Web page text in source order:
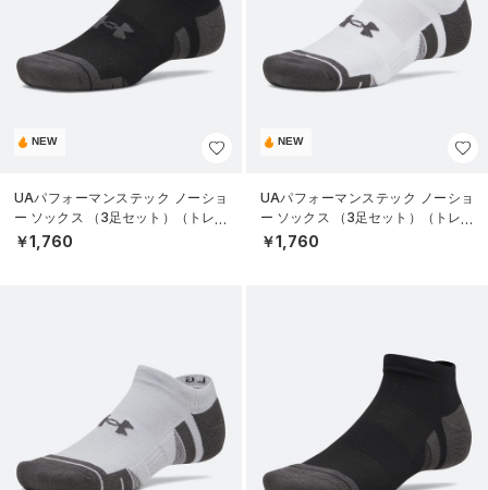
NEW
UAパフォーマンステック ノーショ
ー ソックス （3足セット）（トレー
ニング/UNISEX）
￥1,760
NEW
UAパフォーマンステック ノーショ
ー ソックス （3足セット）（トレー
ニング/UNISEX）
￥1,760